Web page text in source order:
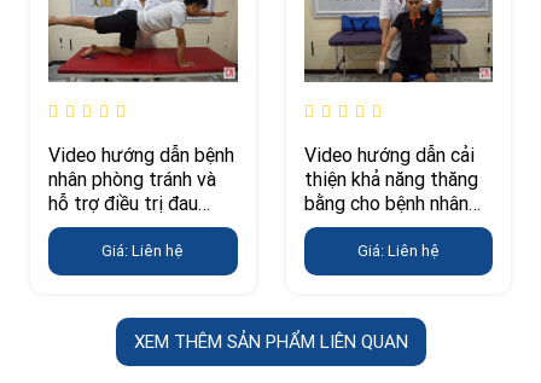
Video hướng dẫn bệnh
nhân phòng tránh và
hỗ trợ điều trị đau
lưng
Giá: Liên hệ
Video hướng dẫn cải
thiện khả năng thăng
bằng cho bệnh nhân
tai biến
Giá: Liên hệ
XEM THÊM SẢN PHẨM LIÊN QUAN